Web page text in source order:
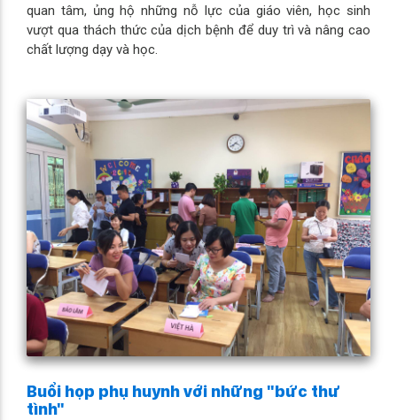
quan tâm, ủng hộ những nỗ lực của giáo viên, học sinh
vượt qua thách thức của dịch bệnh để duy trì và nâng cao
chất lượng dạy và học.
Buổi họp phụ huynh với những "bức thư
tình"